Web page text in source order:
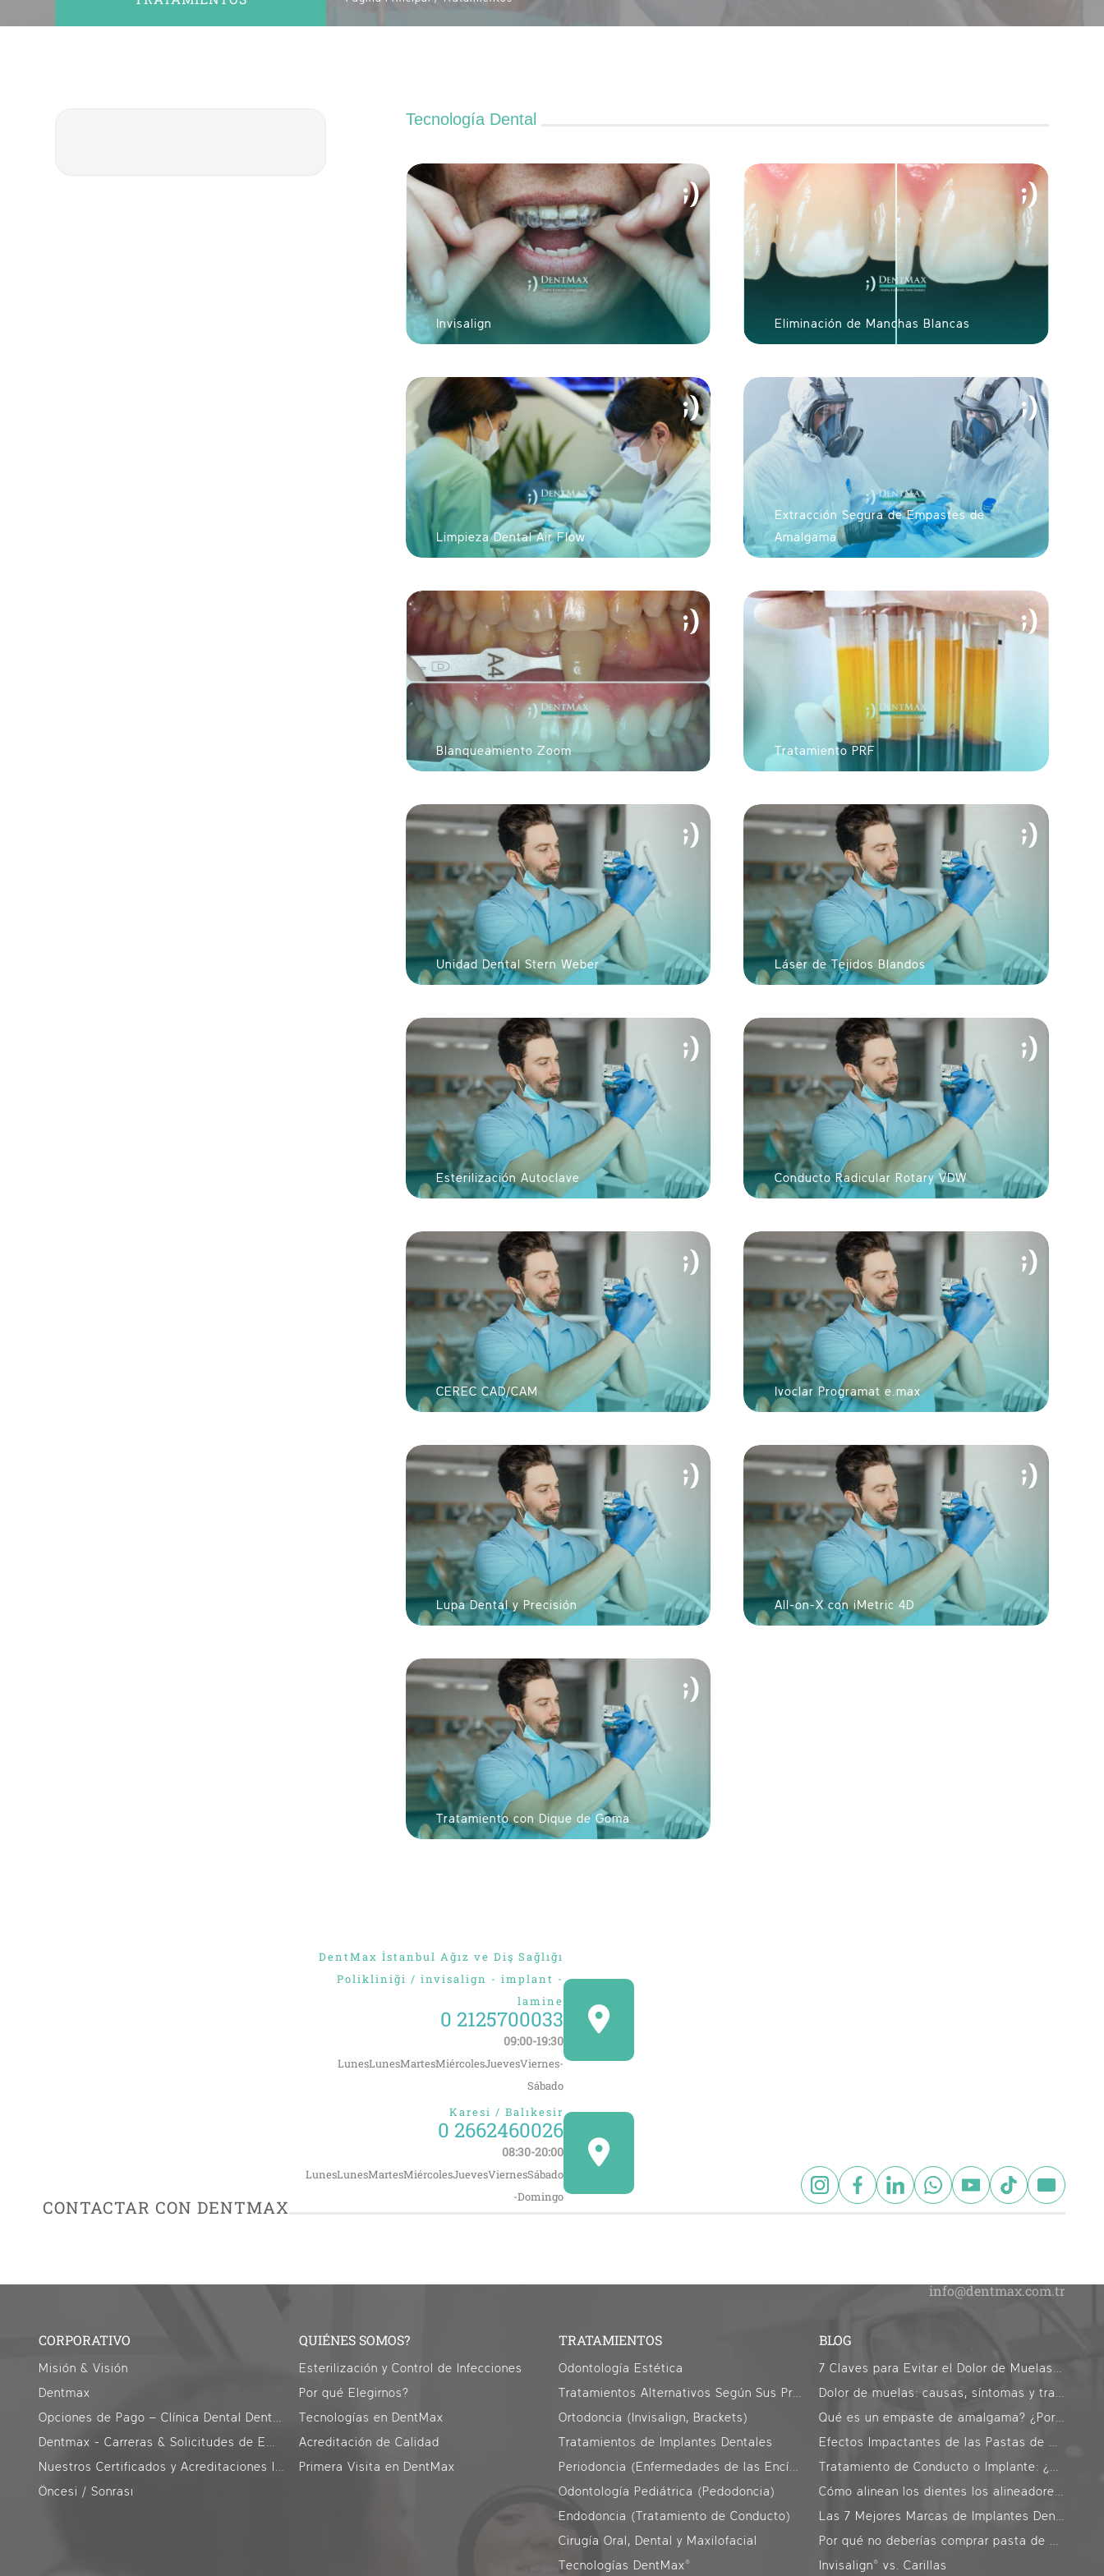
Ver tu nueva sonrisa en 60
segundos!
Continuar con
Google
Continuar con
Facebook
Usuario
Tecnología Dental
Invisalign Eliminación de Manchas Blancas
Limpieza Dental Air Flow
Extracción Segura de Empastes de
Amalgama
Blanqueamiento Zoom Tratamiento PRF
Unidad Dental Stern Weber Láser de Tejidos Blandos
Esterilización Autoclave Conducto Radicular Rotary VDW
CEREC CAD/CAM Ivoclar Programat e.max
Lupa Dental y Precisión All-on-X con iMetric 4D
Tratamiento con Dique de Goma
CONTACTAR CON DENTMAX
DentMax İstanbul Ağız ve Diş Sağlığı
Polikliniği / invisalign - implant -
lamine
0 2125700033
09:00-19:30
LunesLunesMartesMiércolesJuevesViernes-
Sábado
Karesi / Balıkesir
0 2662460026
08:30-20:00
LunesLunesMartesMiércolesJuevesViernesSábado
-Domingo
CORPORATIVO
Misión & Visión
Dentmax
Opciones de Pago – Clínica Dental DentMax Estambul
Dentmax - Carreras & Solicitudes de Empleo
Nuestros Certificados y Acreditaciones Internacionales
Öncesi / Sonrası
QUIÉNES SOMOS?
Esterilización y Control de Infecciones
Por qué Elegirnos?
Tecnologías en DentMax
Acreditación de Calidad
Primera Visita en DentMax
TRATAMIENTOS
Odontología Estética
Tratamientos Alternativos Según Sus Preocupaciones
Ortodoncia (Invisalign, Brackets)
Tratamientos de Implantes Dentales
Periodoncia (Enfermedades de las Encías)
Odontología Pediátrica (Pedodoncia)
Endodoncia (Tratamiento de Conducto)
Cirugía Oral, Dental y Maxilofacial
Tecnologías DentMax®
BLOG
7 Claves para Evitar el Dolor de Muelas en Ramadán
Dolor de muelas: causas, síntomas y tratamientos efectivos
Qué es un empaste de amalgama? ¿Por qué está prohibido?
Efectos Impactantes de las Pastas de Dientes Blanqueadoras en el Esmalte Dental!
Tratamiento de Conducto o Implante: ¿Cuál es el Mejor para Usted?
Cómo alinean los dientes los alineadores transparentes?
Las 7 Mejores Marcas de Implantes Dentales y Costos: Ranking Actualizado
Por qué no deberías comprar pasta de dientes sin flúor
Invisalign® vs. Carillas